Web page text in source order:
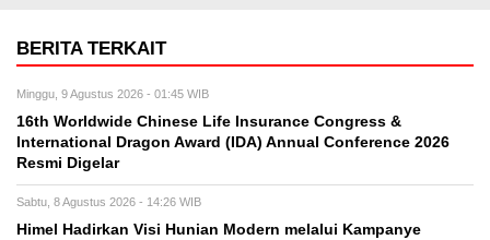
BERITA TERKAIT
Minggu, 9 Agustus 2026 - 01:45 WIB
16th Worldwide Chinese Life Insurance Congress &
International Dragon Award (IDA) Annual Conference 2026
Resmi Digelar
Sabtu, 8 Agustus 2026 - 14:26 WIB
Himel Hadirkan Visi Hunian Modern melalui Kampanye